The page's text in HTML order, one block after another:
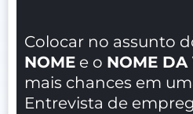
Colocar no assunto
NOME e o NOME DA
mais chances em
Entrevista de